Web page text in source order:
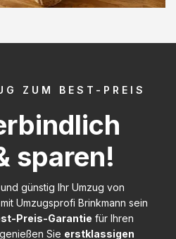
ZUM BEST-PREIS
sparen!
günstig Ihr Umzug von
Umzugsprofi Brinkmann sein
Preis-Garantie für Ihren
Sie erstklassigen